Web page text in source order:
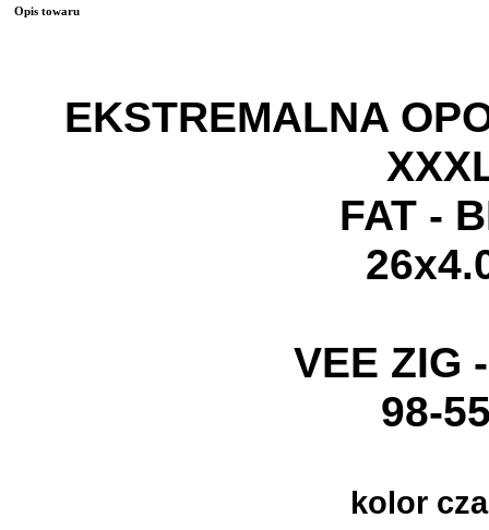
Opis towaru
EKSTREMALNA
FAT -
VEE ZIG
98-
kolor